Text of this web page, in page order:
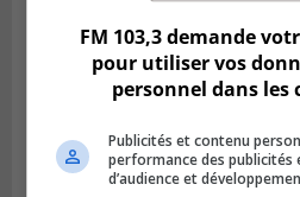
SAINT-BRUNO-DE-MONTARVILLE
Publié le 2 août 2026 à 08h06
La Fête des parcs est
Bruno
FM 103,3 demande
pour utiliser vos
personnel dans les
Publicités et contenu
performance des publicités
d’audience et